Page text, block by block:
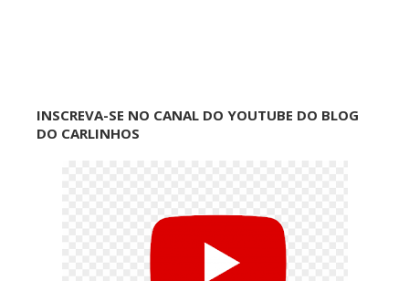
INSCREVA-SE NO CANAL DO YOUTUBE DO BLOG
DO CARLINHOS